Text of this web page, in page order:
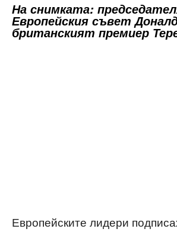
На снимката:
Европейския съвет
британският премиер
Европейските лидери